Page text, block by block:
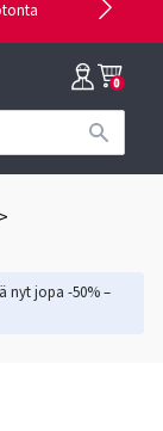
0
>
nyt jopa -50% –